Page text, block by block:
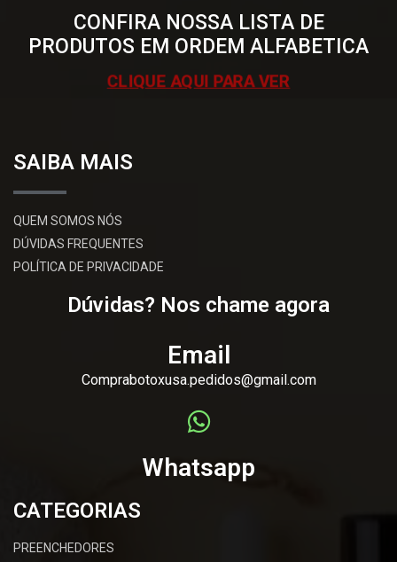
CONFIRA NOSSA LISTA DE
PRODUTOS EM ORDEM ALFABETICA
CLIQUE AQUI PARA VER
SAIBA MAIS
QUEM SOMOS NÓS
DÚVIDAS FREQUENTES
POLÍTICA DE PRIVACIDADE
Dúvidas? Nos chame agora
Email
Comprabotoxusa.pedidos@gmail.com
Whatsapp
CATEGORIAS
PREENCHEDORES